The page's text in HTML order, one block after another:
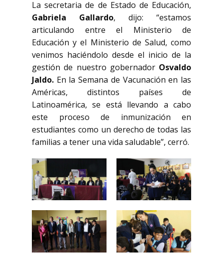
La secretaria de de Estado de Educación,
Gabriela Gallardo, dijo: “estamos
articulando entre el Ministerio de
Educación y el Ministerio de Salud, como
venimos haciéndolo desde el inicio de la
gestión de nuestro gobernador Osvaldo
Jaldo. En la Semana de Vacunación en las
Américas, distintos países de
Latinoamérica, se está llevando a cabo
este proceso de inmunización en
estudiantes como un derecho de todas las
familias a tener una vida saludable”, cerró.